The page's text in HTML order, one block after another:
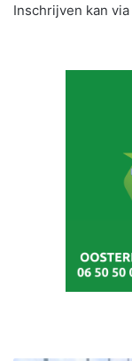
Inschrijven kan via